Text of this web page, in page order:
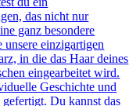
das nicht nur
ganz besondere
unsere einzigartigen
in die das Haar deines
eingearbeitet wird.
Geschichte und
Du kannst das